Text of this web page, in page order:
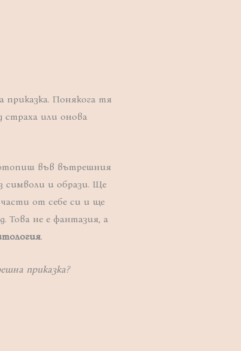
приказка. Понякога тя
страха или онова
във вътрешния
символи и образи. Ще
от себе си и ще
Това не е фантазия, а
.
приказка?